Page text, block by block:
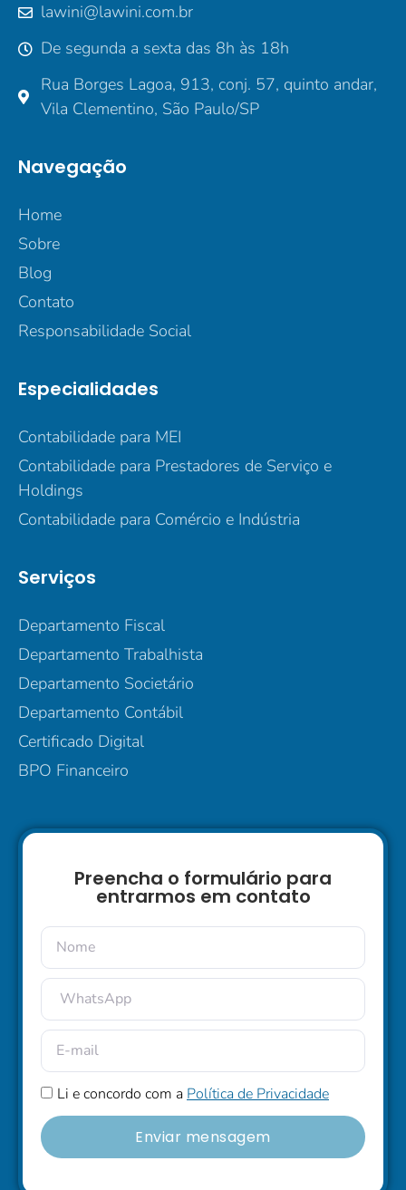
lawini@lawini.com.br
De segunda a sexta das 8h às 18h
Rua Borges Lagoa, 913, conj. 57, quinto andar,
Vila Clementino, São Paulo/SP
Navegação
Home
Sobre
Blog
Contato
Responsabilidade Social
Especialidades
Contabilidade para MEI
Contabilidade para Prestadores de Serviço e
Holdings
Contabilidade para Comércio e Indústria
Serviços
Departamento Fiscal
Departamento Trabalhista
Departamento Societário
Departamento Contábil
Certificado Digital
BPO Financeiro
Preencha o formulário para
entrarmos em contato
Li e concordo com a Política de Privacidade
Enviar mensagem